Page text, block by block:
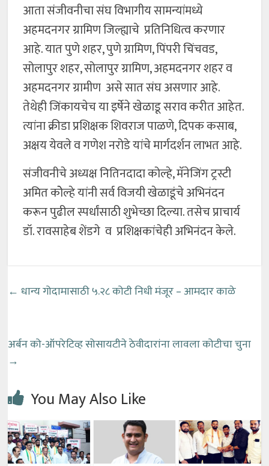
आता संजीवनीचा संघ विभागीय सामन्यांमध्ये
अहमदनगर ग्रामिण जिल्ह्याचे प्रतिनिधित्व करणार
आहे. यात पुणे शहर, पुणे ग्रामिण, पिंपरी चिंचवड,
सोलापुर शहर, सोलापुर ग्रामिण, अहमदनगर शहर व
अहमदनगर ग्रामीण असे सात संघ असणार आहे.
तेथेही जिंकायचेच या इर्षेने खेळाडू सराव करीत आहेत.
त्यांना क्रीडा प्रशिक्षक शिवराज पाळणे, दिपक कसाब,
अक्षय येवले व गणेश नरोडे यांचे मार्गदर्शन लाभत आहे.
संजीवनीचे अध्यक्ष नितिनदादा कोल्हे, मॅनेजिंग ट्रस्टी
अमित कोेल्हे यांनी सर्व विजयी खेळाडूंचे अभिनंदन
करून पुढील स्पर्धांसाठी शुभेच्छा दिल्या. तसेच प्राचार्य
डॉ. रावसाहेब शेंडगे व प्रशिक्षकांचेही अभिनंदन केले.
← धान्य गोदामासाठी ५.२८ कोटी निधी मंजूर – आमदार काळे
अर्बन को-ऑपरेटिव्ह सोसायटीने ठेवीदारांना लावला कोटीचा चुना
→
You May Also Like